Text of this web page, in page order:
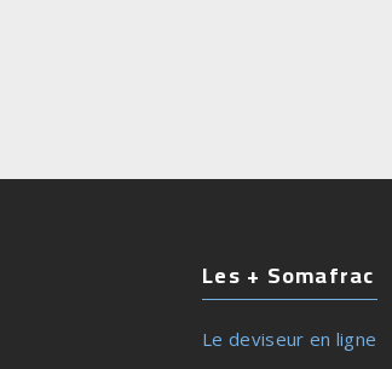
Les + Somafrac
Le deviseur en ligne